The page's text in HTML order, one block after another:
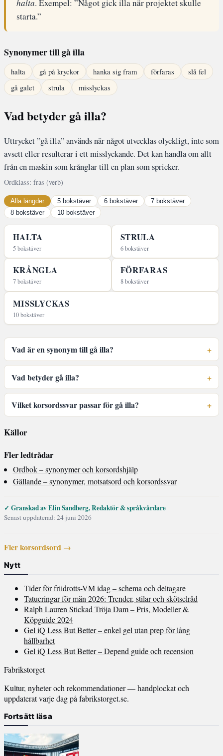
halta. Exempel: ”Något gick illa när projektet skulle
starta.”
Synonymer till gå illa
halta gå på kryckor hanka sig fram förfaras
slå fel
gå galet
strula misslyckas
Vad betyder gå illa?
Uttrycket ”gå illa” används när något utvecklas olyckligt, inte som
avsett eller resulterar i ett misslyckande. Det kan handla om allt
från en maskin som krånglar till en plan som spricker.
Ordklass: fras (verb)
Alla längder 5 bokstäver 6 bokstäver
7 bokstäver
8 bokstäver
10 bokstäver
HALTA
5 bokstäver
STRULA
6 bokstäver
KRÅNGLA
7 bokstäver
FÖRFARAS
8 bokstäver
MISSLYCKAS
10 bokstäver
Vad är en synonym till gå illa?
Vad betyder gå illa?
Vilket korsordssvar passar för gå illa?
Källor
Fler ledtrådar
Ordbok – synonymer och korsordshjälp
Gällande – synonymer, motsatsord och korsordssvar
✓ Granskad av Elin Sandberg, Redaktör & språkvårdare
Senast uppdaterad: 24 juni 2026
Fler korsordsord →
Nytt
Tider för friidrotts-VM idag – schema och deltagare
Tatueringar för män 2026: Trender, stilar och skötselråd
Ralph Lauren Stickad Tröja Dam – Pris, Modeller &
Köpguide 2024
Gel iQ Less But Better – enkel gel utan prep för lång
hållbarhet
Gel iQ Less But Better – Depend guide och recension
Fabrikstorget
Kultur, nyheter och rekommendationer — handplockat och
uppdaterat varje dag på fabrikstorget.se.
Fortsätt läsa